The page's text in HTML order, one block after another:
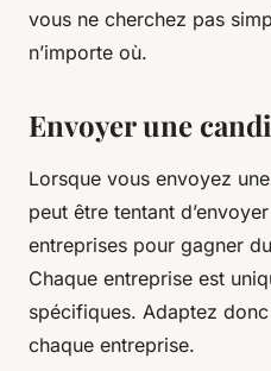
vous ne cherchez pas
n’importe où.
Envoyer une
Lorsque vous envoyez
peut être tentant
entreprises pour gagner
Chaque entreprise est
spécifiques. Adaptez
chaque entreprise.